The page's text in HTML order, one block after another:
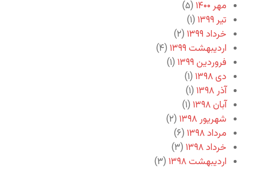
مهر ۱۴۰۰
(۵)
تیر ۱۳۹۹
(۱)
خرداد ۱۳۹۹
(۲)
اردیبهشت ۱۳۹۹
(۴)
فروردین ۱۳۹۹
(۱)
دی ۱۳۹۸
(۱)
آذر ۱۳۹۸
(۱)
آبان ۱۳۹۸
(۱)
شهریور ۱۳۹۸
(۲)
مرداد ۱۳۹۸
(۶)
خرداد ۱۳۹۸
(۳)
اردیبهشت ۱۳۹۸
(۳)